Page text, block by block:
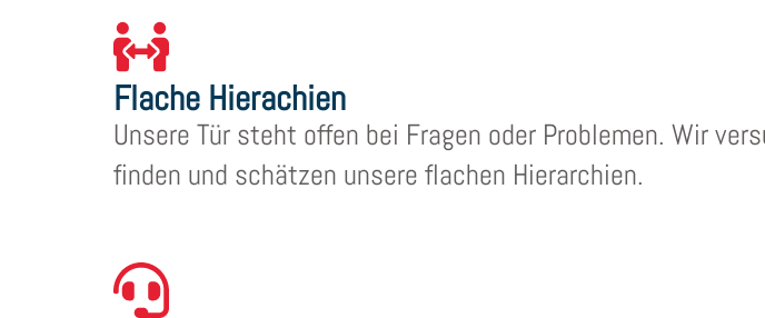
Flache Hierachien
Unsere Tür steht offen bei Fragen oder Problemen. Wir
finden und schätzen unsere flachen Hierarchien.